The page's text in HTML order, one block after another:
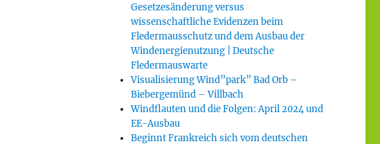
Gesetzesänderung versus
wissenschaftliche Evidenzen beim
Fledermausschutz und dem Ausbau der
Windenergienutzung | Deutsche
Fledermauswarte
Visualisierung Wind”park” Bad Orb –
Biebergemünd – Villbach
Windflauten und die Folgen: April 2024 und
EE-Ausbau
Beginnt Frankreich sich vom deutschen